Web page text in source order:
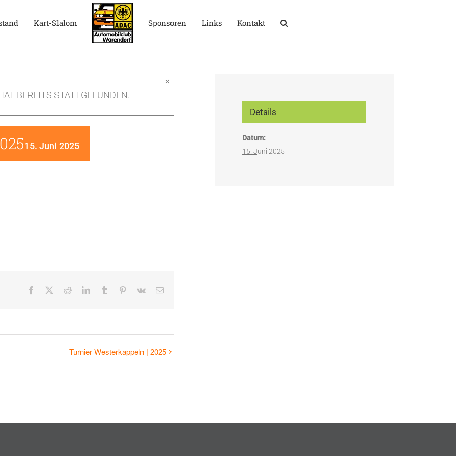
Kart-Slalom Sponsoren Links Kontakt
BEREITS STATTGEFUNDEN.
×
15. Juni 2025
Facebook
TwitterRedditLinkedInTumblr Pinterest
Vk
E-
Turnier Westerkappeln | 2025
Details
Datum:
15. Juni 2025